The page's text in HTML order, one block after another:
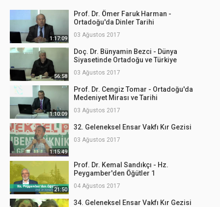
1:17:09
Prof. Dr. Ömer Faruk Harman -
Ortadoğu'da Dinler Tarihi
03 Ağustos 2017
56:58
Doç. Dr. Bünyamin Bezci - Dünya
Siyasetinde Ortadoğu ve Türkiye
03 Ağustos 2017
1:10:09
Prof. Dr. Cengiz Tomar - Ortadoğu'da
Medeniyet Mirası ve Tarihi
03 Ağustos 2017
1:15:49
32. Geleneksel Ensar Vakfı Kır Gezisi
03 Ağustos 2017
21:50
Prof. Dr. Kemal Sandıkçı - Hz.
Peygamber'den Öğütler 1
04 Ağustos 2017
34. Geleneksel Ensar Vakfı Kır Gezisi